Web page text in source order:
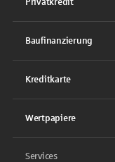
Baufinanzierung
Kreditkarte
Wertpapiere
Services